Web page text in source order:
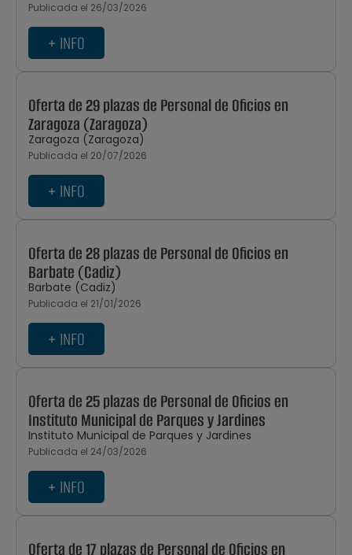
Publicada el 26/03/2026
+ INFO
Oferta de 29 plazas de Personal de Oficios en
Zaragoza (Zaragoza)
Zaragoza (Zaragoza)
Publicada el 20/07/2026
+ INFO
Oferta de 28 plazas de Personal de Oficios en
Barbate (Cadiz)
Barbate (Cadiz)
Publicada el 21/01/2026
+ INFO
Oferta de 25 plazas de Personal de Oficios en
Instituto Municipal de Parques y Jardines
Instituto Municipal de Parques y Jardines
Publicada el 24/03/2026
+ INFO
Oferta de 17 plazas de Personal de Oficios en